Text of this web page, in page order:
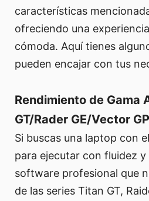
características
ofreciendo una
cómoda. Aquí tienes
pueden encajar con tus
Rendimiento de Gama
GT/Rader GE/Vector GP
Si buscas una laptop con
para ejecutar con fluidez
software profesional que
de las series Titan GT,